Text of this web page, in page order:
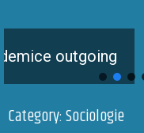
Category:Sociologie